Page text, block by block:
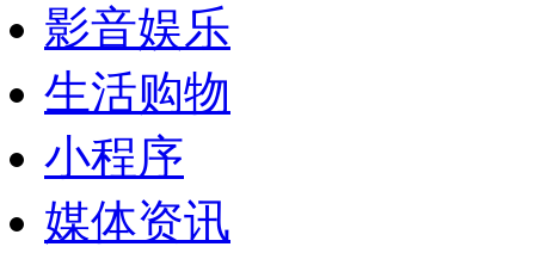
影音娱乐
生活购物
小程序
媒体资讯